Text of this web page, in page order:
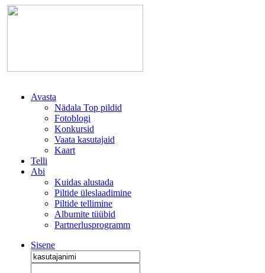
Avasta
Nädala Top pildid
Fotoblogi
Konkursid
Vaata kasutajaid
Kaart
Telli
Abi
Kuidas alustada
Piltide üleslaadimine
Piltide tellimine
Albumite tüübid
Partnerlusprogramm
Sisene